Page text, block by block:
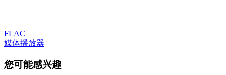
FLAC
媒体播放器
您可能感兴趣